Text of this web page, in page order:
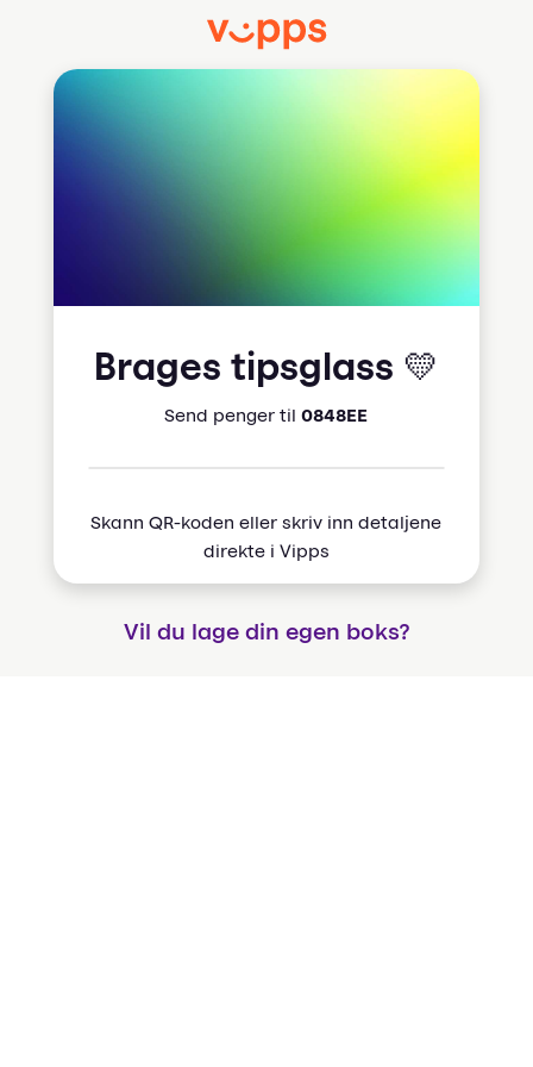
Brages tipsglass 💛
Send penger til 0848EE
Skann QR-koden eller skriv inn detaljene
direkte i Vipps
Vil du lage din egen boks?